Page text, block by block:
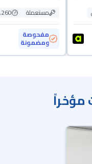
مستعملة
مفحوصة
ومضمونة